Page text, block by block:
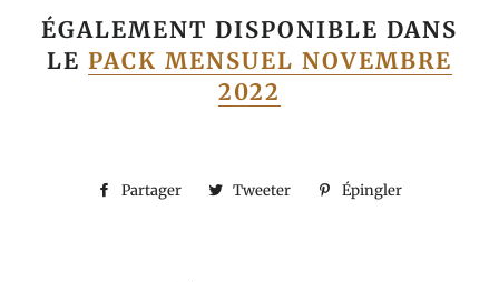
ÉGALEMENT DISPONIBLE DANS
LE PACK MENSUEL NOVEMBRE
2022
Partager
PartagerTweeter
TweeterÉpingler